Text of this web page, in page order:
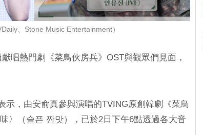
、Stone Music Entertainment）
唱熱門劇《菜鳥伙房兵》OST與觀眾們見面，
示，由安俞真參與演唱的TVING原創韓劇《菜鳥
〉（슬픈 짠맛），已於2日下午6點透過各大音